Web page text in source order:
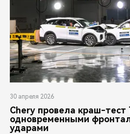
30 апреля 2026
Chery провела краш-тест
одновременными
ударами